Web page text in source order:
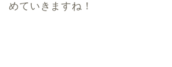
めていきますね！